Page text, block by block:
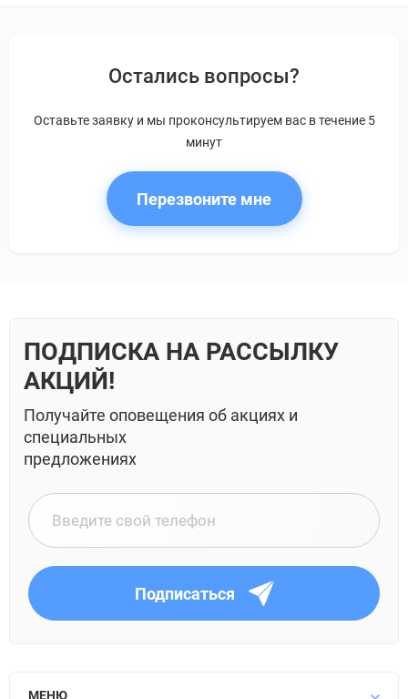
Остались вопросы?
Оставьте заявку и мы проконсультируем вас в течение 5
минут
Перезвоните мне
ПОДПИСКА НА РАССЫЛКУ
АКЦИЙ!
Получайте оповещения об акциях и
специальных
предложениях
Подписаться
МЕНЮ